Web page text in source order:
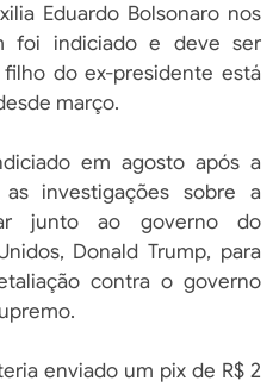
Eduardo Bolsonaro nos
foi indiciado e deve ser
do ex-presidente está
março.
em agosto após a
investigações sobre a
junto ao governo do
Donald Trump, para
contra o governo
enviado um pix de R$ 2